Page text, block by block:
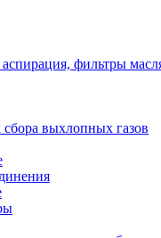
фильтры
сбора выхлопных газов